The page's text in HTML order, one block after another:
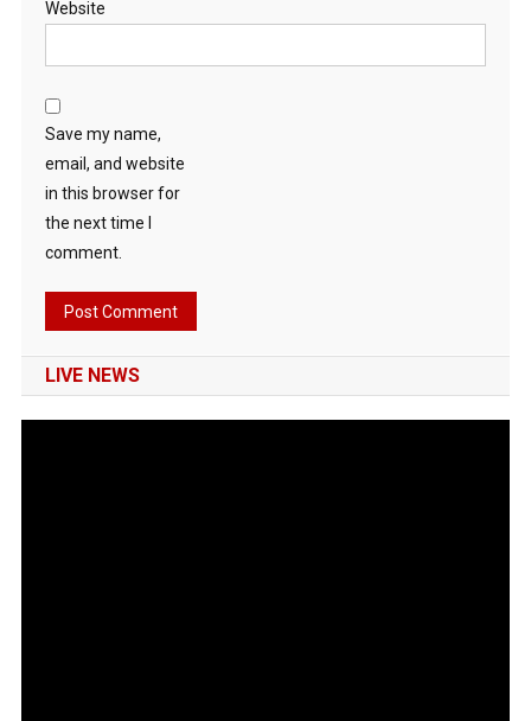
Website
Save my name,
email, and website
in this browser for
the next time I
comment.
LIVE NEWS